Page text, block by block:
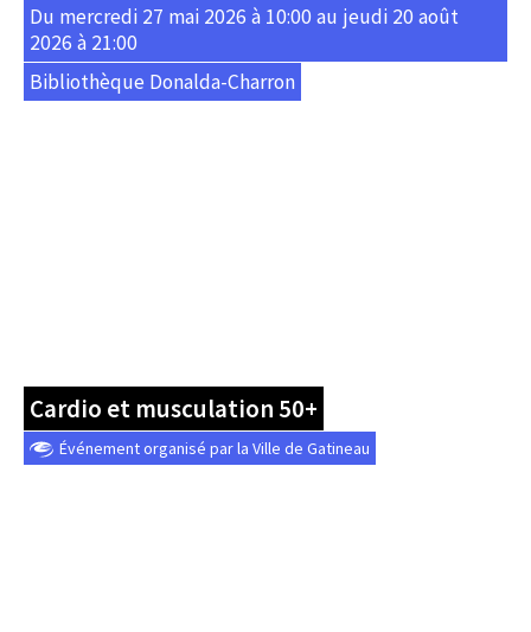
Du mercredi 27 mai 2026 à 10:00 au jeudi 20 août
2026 à 21:00
Bibliothèque Donalda-Charron
Cardio et musculation 50+
Événement organisé par la Ville de Gatineau